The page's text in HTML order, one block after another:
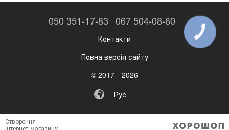
050 351-17-83 067 504-08-60
Контакти
Повна версія сайту
© 2017—2026
Рус
Створення
інтернет-магазину
КНОПКА
ЗВ'ЯЗКУ